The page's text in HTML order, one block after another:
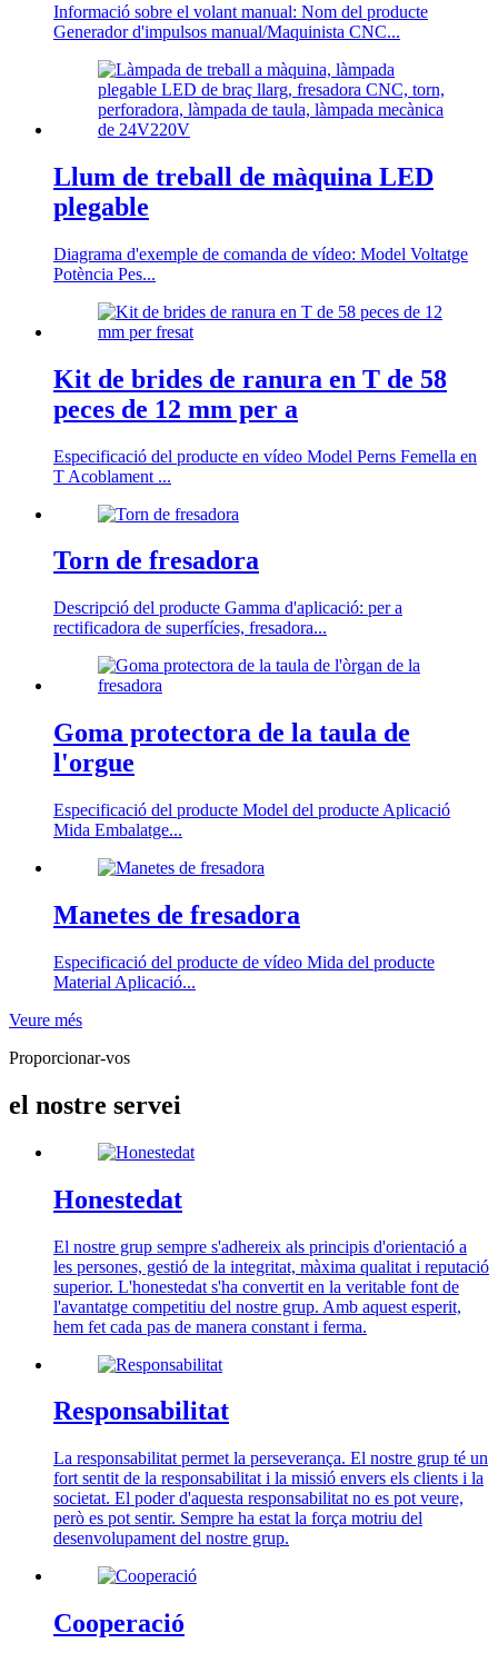
Informació sobre el volant manual: Nom del producte
Generador d'impulsos manual/Maquinista CNC...
Llum de treball de màquina LED
plegable
Diagrama d'exemple de comanda de vídeo: Model Voltatge
Potència Pes...
Kit de brides de ranura en T de 58
peces de 12 mm per a
Especificació del producte en vídeo Model Perns Femella en
T Acoblament ...
Torn de fresadora
Descripció del producte Gamma d'aplicació: per a
rectificadora de superfícies, fresadora...
Goma protectora de la taula de
l'orgue
Especificació del producte Model del producte Aplicació
Mida Embalatge...
Manetes de fresadora
Especificació del producte de vídeo Mida del producte
Material Aplicació...
Veure més
Proporcionar-vos
el nostre servei
Honestedat
El nostre grup sempre s'adhereix als principis d'orientació a
les persones, gestió de la integritat, màxima qualitat i reputació
superior. L'honestedat s'ha convertit en la veritable font de
l'avantatge competitiu del nostre grup. Amb aquest esperit,
hem fet cada pas de manera constant i ferma.
Responsabilitat
La responsabilitat permet la perseverança. El nostre grup té un
fort sentit de la responsabilitat i la missió envers els clients i la
societat. El poder d'aquesta responsabilitat no es pot veure,
però es pot sentir. Sempre ha estat la força motriu del
desenvolupament del nostre grup.
Cooperació